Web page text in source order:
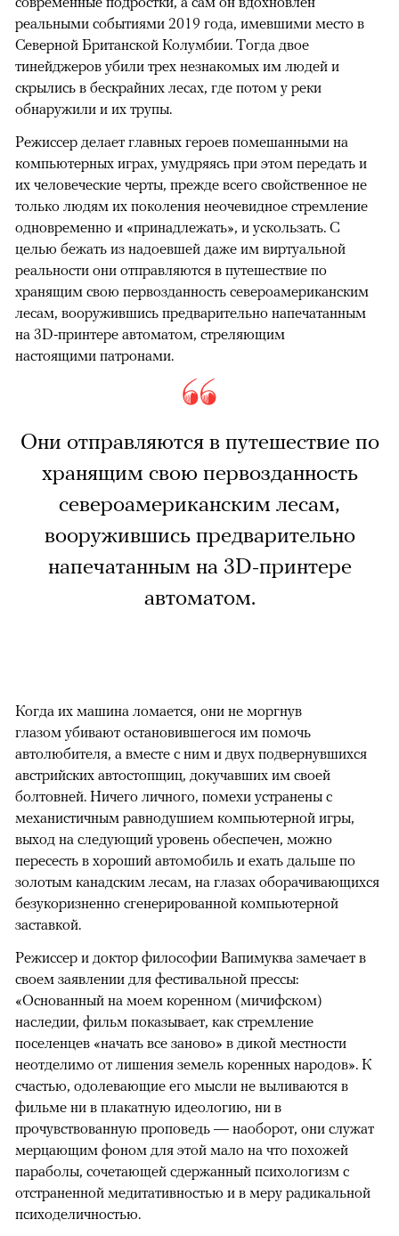
реальными событиями 2019 года, имевшими место в
Северной Британской Колумбии. Тогда двое
тинейджеров убили трех незнакомых им людей и
скрылись в бескрайних лесах, где потом у реки
обнаружили и их трупы.
Режиссер делает главных героев помешанными на
компьютерных играх, умудряясь при этом передать и
их человеческие черты, прежде всего свойственное не
только людям их поколения неочевидное стремление
одновременно и «принадлежать», и ускользать. С
целью бежать из надоевшей даже им виртуальной
реальности они отправляются в путешествие по
хранящим свою первозданность североамериканским
лесам, вооружившись предварительно напечатанным
на 3D-принтере автоматом, стреляющим
настоящими патронами.
Они отправляются в путешествие по
хранящим свою первозданность
североамериканским лесам,
вооружившись предварительно
напечатанным на 3D-принтере
автоматом.
Когда их машина ломается, они не моргнув
глазом убивают остановившегося им помочь
автолюбителя, а вместе с ним и двух подвернувшихся
австрийских автостопщиц, докучавших им своей
болтовней. Ничего личного, помехи устранены с
механистичным равнодушием компьютерной игры,
выход на следующий уровень обеспечен, можно
пересесть в хороший автомобиль и ехать дальше по
золотым канадским лесам, на глазах оборачивающихся
безукоризненно сгенерированной компьютерной
заставкой.
Режиссер и доктор философии Вапимуква замечает в
своем заявлении для фестивальной прессы:
«Основанный на моем коренном (мичифском)
наследии, фильм показывает, как стремление
поселенцев «начать все заново» в дикой местности
неотделимо от лишения земель коренных народов». К
счастью, одолевающие его мысли не выливаются в
фильме ни в плакатную идеологию, ни в
прочувствованную проповедь — наоборот, они служат
мерцающим фоном для этой мало на что похожей
параболы, сочетающей сдержанный психологизм с
отстраненной медитативностью и в меру радикальной
психоделичностью.